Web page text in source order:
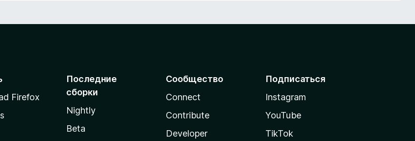
Firefox
Последние
сборки
Nightly
Beta
Сообщество
Connect
Contribute
Developer
Подписаться
Instagram
YouTube
TikTok